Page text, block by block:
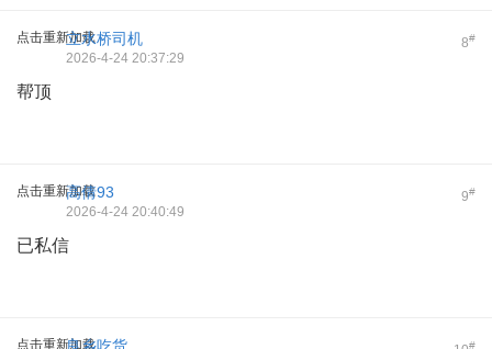
点击重新加载 8#
立水桥司机
2026-4-24 20:37:29
帮顶
点击重新加载 9#
高倩93
2026-4-24 20:40:49
已私信
点击重新加载 #